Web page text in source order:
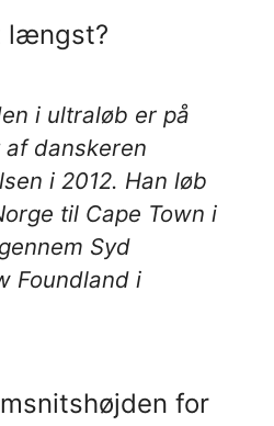
længst?
i ultraløb er på
danskeren
i 2012. Han løb
til Cape Town i
Syd
Foundland i
for